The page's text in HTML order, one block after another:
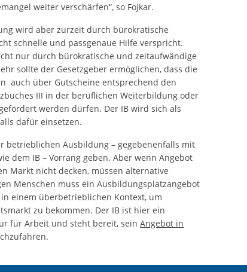
weiter verschärfen“, so Fojkar.
wird aber zurzeit durch bürokratische
schnelle und passgenaue Hilfe verspricht.
nur durch bürokratische und zeitaufwändige
sollte der Gesetzgeber ermöglichen, dass die
auch über Gutscheine entsprechend den
III in der beruflichen Weiterbildung oder
werden dürfen. Der IB wird sich als
dafür einsetzen.
betrieblichen Ausbildung – gegebenenfalls mit
dem IB – Vorrang geben. Aber wenn Angebot
Markt nicht decken, müssen alternative
Menschen muss ein Ausbildungsplatzangebot
einem überbetrieblichen Kontext, um
zu bekommen. Der IB ist hier ein
für Arbeit und steht bereit, seinAngebot in